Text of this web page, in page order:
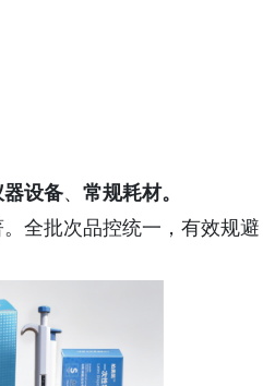
器设备、 常规耗材。
全批次品控统一，有效规避